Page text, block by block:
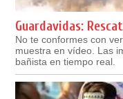
Guardavidas:
No te conformes con
muestra en vídeo. Las
bañista en tiempo real.